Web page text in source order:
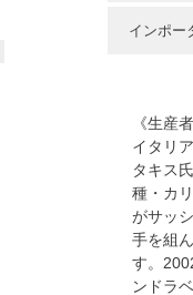
インポー
《生産
イタリ
タキス
種・カ
がサッ
手を組
す。
ンドラ